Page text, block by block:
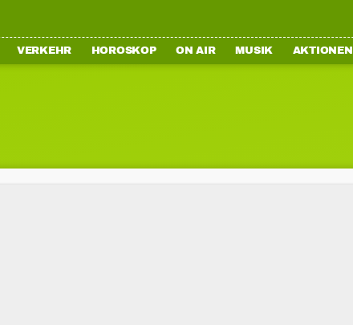
VERKEHR HOROSKOP ON AIR MUSIK AKTIONEN